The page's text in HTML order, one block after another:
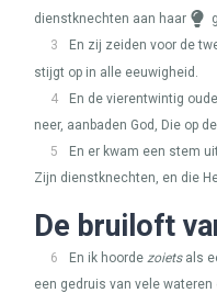
dienstknechten aan haar
3
En zij zeiden voor de
stijgt op in alle eeuwigheid.
4
En de vierentwintig
neer, aanbaden God, Die op
5
En er kwam een stem
Zijn dienstknechten, en die
De bruiloft
6 En ik hoorde zoietsals
een gedruis van vele